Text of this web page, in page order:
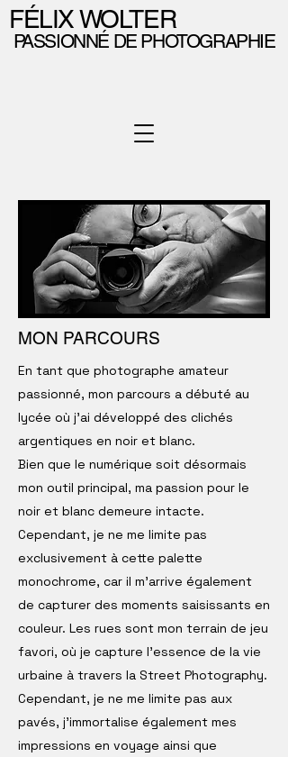
FÉLIX WOLTER
PASSIONNÉ DE PHOTOGRAPHIE
MON PARCOURS
En tant que photographe amateur
passionné, mon parcours a débuté au
lycée où j'ai développé des clichés
argentiques en noir et blanc.
Bien que le numérique soit désormais
mon outil principal, ma passion pour le
noir et blanc demeure intacte.
Cependant, je ne me limite pas
exclusivement à cette palette
monochrome, car il m'arrive également
de capturer des moments saisissants en
couleur. Les rues sont mon terrain de jeu
favori, où je capture l'essence de la vie
urbaine à travers la Street Photography.
Cependant, je ne me limite pas aux
pavés, j'immortalise également mes
impressions en voyage ainsi que